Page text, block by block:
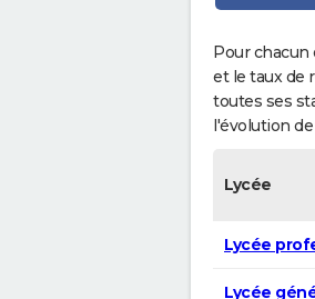
Pour chacun
et le taux de
toutes ses
l'évolution
Lycée
Lycée
Lycée